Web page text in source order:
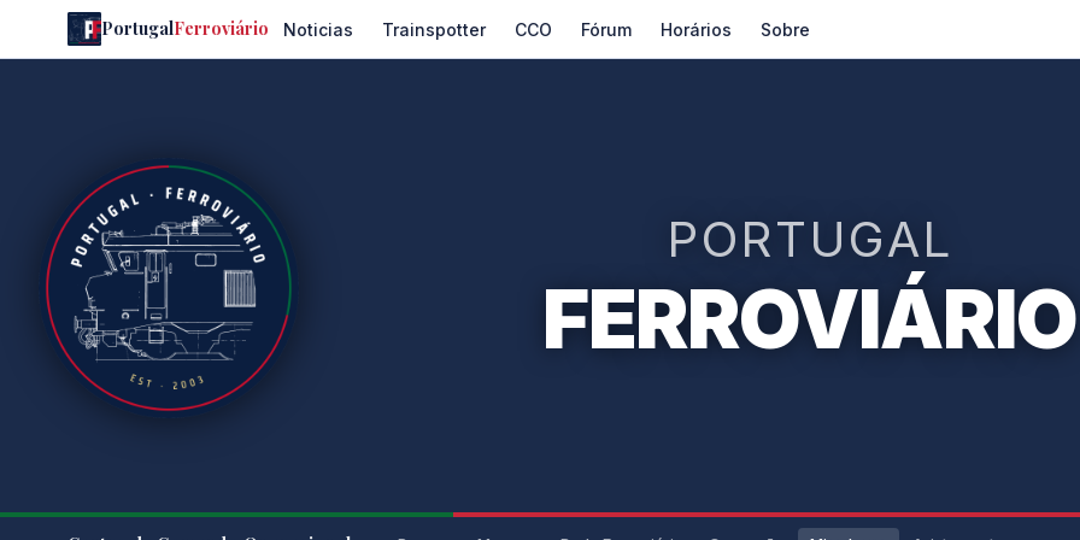
PortugalFerroviário Noticias Trainspotter CCO Fórum Horários Sobre
PORTUGAL
FERROVIÁRIO